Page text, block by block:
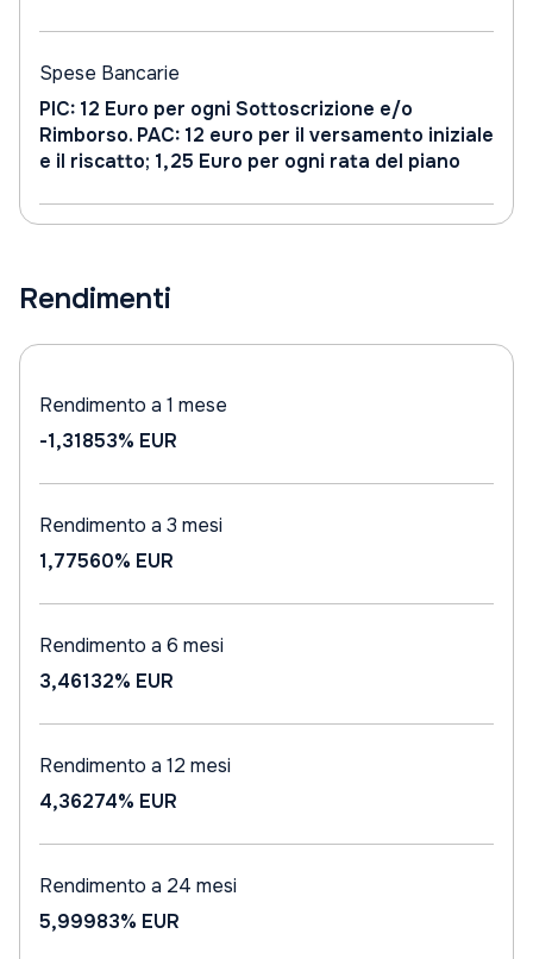
Spese Bancarie
PIC: 12 Euro per ogni Sottoscrizione e/o
Rimborso. PAC: 12 euro per il versamento iniziale
e il riscatto; 1,25 Euro per ogni rata del piano
Rendimenti
Rendimento a 1 mese
-1,31853% EUR
Rendimento a 3 mesi
1,77560% EUR
Rendimento a 6 mesi
3,46132% EUR
Rendimento a 12 mesi
4,36274% EUR
Rendimento a 24 mesi
5,99983% EUR